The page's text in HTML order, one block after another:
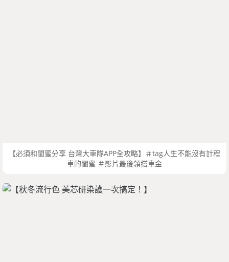
【必須和閨蜜分享 台灣大車隊APP全攻略】＃tag人生不能沒有計程
車的閨蜜 ＃影片最後領搭車金